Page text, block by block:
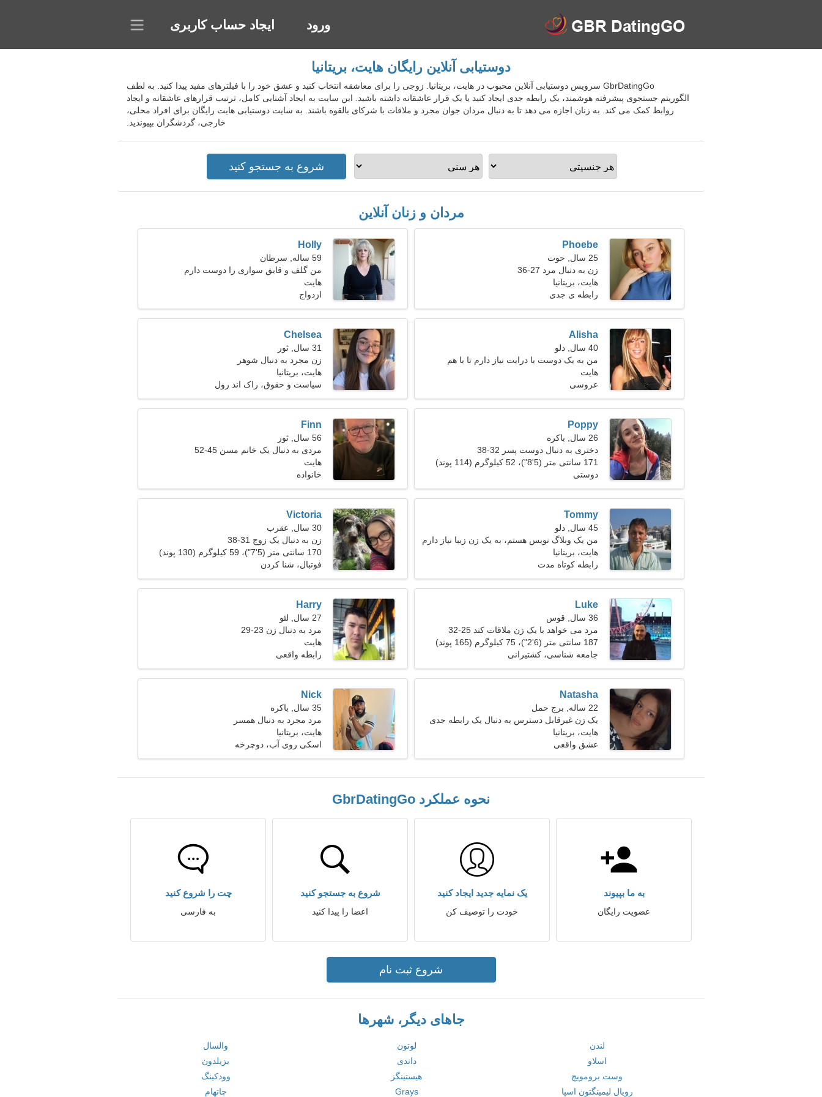
ورود ایجاد حساب کاربری
دوستیابی آنلاین رایگان هایت، بریتانیا
GbrDatingGo سرویس دوستیابی آنلاین محبوب در هایت، بریتانیا. زوجی را برای معاشقه انتخاب کنید و عشق خود را با فیلترهای مفید پیدا کنید. به لطف
الگوریتم جستجوی پیشرفته هوشمند، یک رابطه جدی ایجاد کنید یا یک قرار عاشقانه داشته باشید. این سایت به ایجاد آشنایی کامل، ترتیب قرارهای عاشقانه و ایجاد
روابط کمک می کند. به زنان اجازه می دهد تا به دنبال مردان جوان مجرد و ملاقات با شرکای بالقوه باشند. به سایت دوستیابی هایت رایگان برای افراد محلی،
خارجی، گردشگران بپیوندید.
مردان و زنان آنلاین
Phoebe
25 سال, حوت
زن به دنبال مرد 27-36
هایت، بریتانیا
رابطه ی جدی
Holly
59 ساله, سرطان
من گلف و قایق سواری را دوست دارم
هایت
ازدواج
Alisha
40 سال, دلو
من به یک دوست با درایت نیاز دارم تا با هم
برقصیم
هایت
عروسی
Chelsea
31 سال, ثور
زن مجرد به دنبال شوهر
هایت، بریتانیا
سیاست و حقوق، راک اند رول
Poppy
26 سال, باکره
دختری به دنبال دوست پسر 32-38
171 سانتی متر (5'8")، 52 کیلوگرم (114 پوند)
دوستی
Finn
56 سال, ثور
مردی به دنبال یک خانم مسن 45-52
هایت
خانواده
Tommy
45 سال, دلو
من یک وبلاگ نویس هستم، به یک زن زیبا نیاز دارم
هایت، بریتانیا
رابطه کوتاه مدت
Victoria
30 سال, عقرب
زن به دنبال یک زوج 31-38
170 سانتی متر (5'7")، 59 کیلوگرم (130 پوند)
فوتبال، شنا كردن
Luke
36 سال, قوس
مرد می خواهد با یک زن ملاقات کند 25-32
187 سانتی متر (6'2")، 75 کیلوگرم (165 پوند)
جامعه شناسی، کشتیرانی
Harry
27 سال, لئو
مرد به دنبال زن 23-29
هایت
رابطه واقعی
Natasha
22 ساله, برج حمل
یک زن غیرقابل دسترس به دنبال یک رابطه جدی
است
هایت، بریتانیا
عشق واقعی
Nick
35 سال, باکره
مرد مجرد به دنبال همسر
هایت، بریتانیا
اسکی روی آب، دوچرخه
نحوه عملکرد GbrDatingGo
به ما بپیوند
عضویت رایگان
یک نمایه جدید ایجاد کنید
خودت را توصیف کن
شروع به جستجو کنید
اعضا را پیدا کنید
چت را شروع کنید
به فارسی
شروع ثبت نام
جاهای دیگر، شهرها
لندن لوتون
والسال
اسلاو
داندی
بزیلدون
وست برومویچ
هیستینگز
وودکینگ
رویال لیمینگتون اسپا
Grays چاتهام